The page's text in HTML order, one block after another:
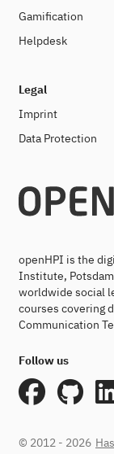
Gamification
Helpdesk
Legal
Imprint
Data Protection
openHPI is the
Institute,
worldwide social
courses covering
Communication
Follow us
© 2012 - 2026